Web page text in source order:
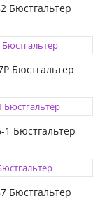
Бюстгальтер
Бюстгальтер
1 Бюстгальтер
Бюстгальтер